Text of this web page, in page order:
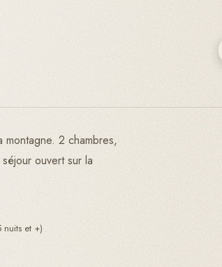
2 chambres,
ouvert sur la
nuits et +)